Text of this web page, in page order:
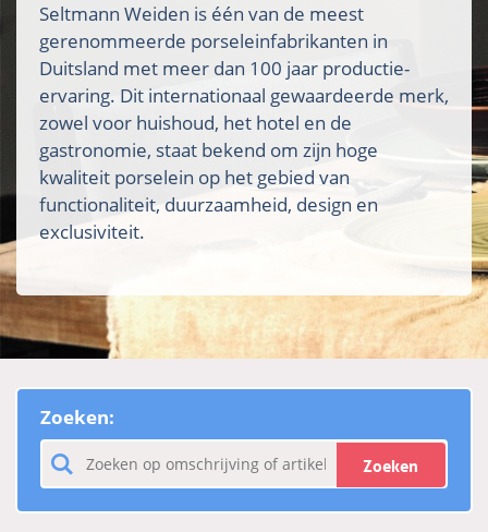
Seltmann Weiden is één van de meest
gerenommeerde porseleinfabrikanten in
Duitsland met meer dan 100 jaar productie-
ervaring. Dit internationaal gewaardeerde merk,
zowel voor huishoud, het hotel en de
gastronomie, staat bekend om zijn hoge
kwaliteit porselein op het gebied van
functionaliteit, duurzaamheid, design en
exclusiviteit.
Zoeken:
Zoeken